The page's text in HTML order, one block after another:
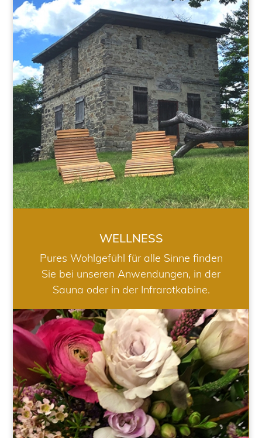
WELLNESS
WELLNESS
Pures Wohlgefühl für alle Sinne finden
Sie bei unseren Anwendungen, in der
Sauna oder in der Infrarotkabine.
HOCHZEIT